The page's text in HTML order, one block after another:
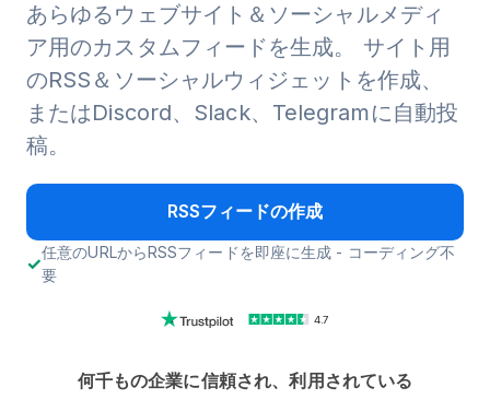
あらゆるウェブサイト＆ソーシャルメディ
ア用のカスタムフィードを生成。
サイト用
のRSS＆ソーシャルウィジェットを作成、
またはDiscord、Slack、Telegramに自動投
稿。
RSSフィードの作成
任意のURLからRSSフィードを即座に生成 - コーディング不
要
4.7
何千もの企業に信頼され、利用されている